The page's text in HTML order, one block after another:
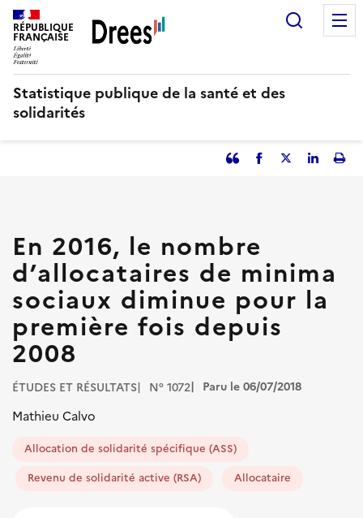
Aller
au
contenu
principal
RÉPUBLIQUE
FRANÇAISE
Statistique publique de la santé et des
solidarités
Partager
citation
Facebook
Partager
Partager
En 2016, le nombre
d’allocataires de minima
sociaux diminue pour la
première fois depuis
2008
ÉTUDES ET RÉSULTATS N° 1072 Paru le 06/07/2018
Mathieu Calvo
Allocation de solidarité spécifique (ASS)
Revenu de solidarité active (RSA)
Allocataire